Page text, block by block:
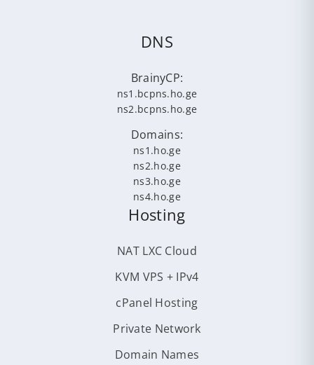
DNS
BrainyCP:
ns1.bcpns.ho.ge
ns2.bcpns.ho.ge
Domains:
ns1.ho.ge
ns2.ho.ge
ns3.ho.ge
ns4.ho.ge
Hosting
NAT LXC Cloud
KVM VPS + IPv4
cPanel Hosting
Private Network
Domain Names